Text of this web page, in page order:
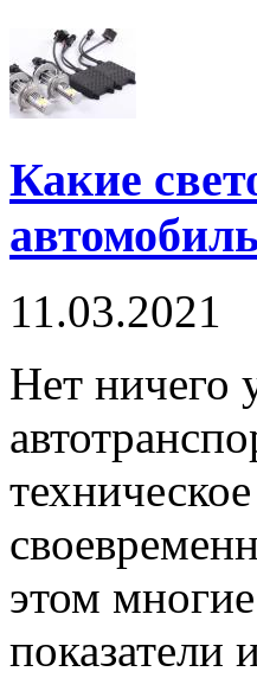
Какие
11.03.2021
Нет ничего
этом
показатели